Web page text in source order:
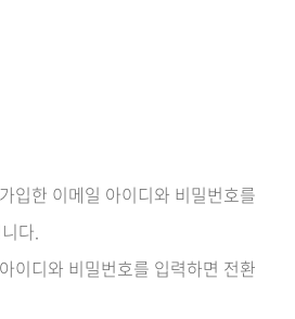
입한 이메일 아이디와 비밀번호를
다.
이디와 비밀번호를 입력하면 전환